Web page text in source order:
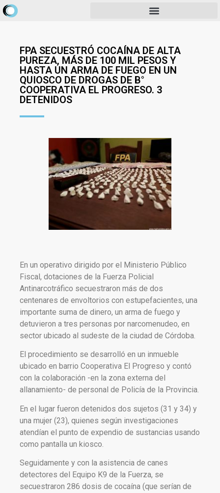
FPA SECUESTRÓ COCAÍNA DE ALTA
PUREZA, MÁS DE 100 MIL PESOS Y
HASTA UN ARMA DE FUEGO EN UN
QUIOSCO DE DROGAS DE B°
COOPERATIVA EL PROGRESO. 3
DETENIDOS
En un operativo dirigido por el Ministerio Público
Fiscal, dotaciones de la Fuerza Policial
Antinarcotráfico secuestraron más de dos
centenares de envoltorios con estupefacientes, una
importante suma de dinero, un arma de fuego y
detuvieron a tres personas por narcomenudeo, en
sector ubicado al sudeste de la ciudad de Córdoba.
El procedimiento se desarrolló en un inmueble
ubicado en barrio Cooperativa El Progreso y contó
con la colaboración -en la zona externa del
allanamiento- de personal de Policía de la Provincia.
En el lugar fueron detenidos dos sujetos (31 y 34) y
una mujer (23), quienes según investigaciones
atendían el punto de expendio de sustancias usando
como pantalla un kiosco.
Seguidamente y con la asistencia de canes
detectores del Equipo K9 de la Fuerza, se
secuestraron 286 dosis de cocaína (que serían de